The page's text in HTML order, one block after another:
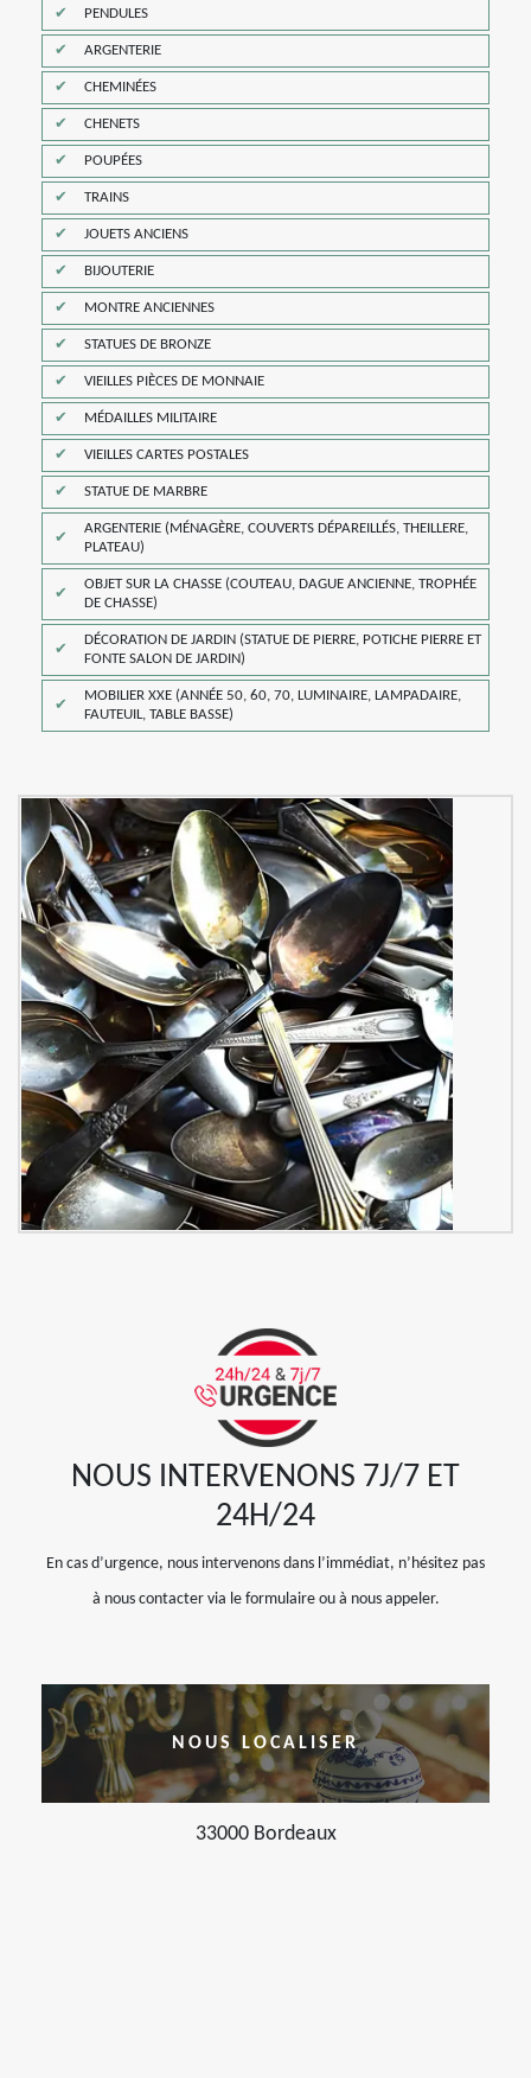
PENDULES
ARGENTERIE
CHEMINÉES
CHENETS
POUPÉES
TRAINS
JOUETS ANCIENS
BIJOUTERIE
MONTRE ANCIENNES
STATUES DE BRONZE
VIEILLES PIÈCES DE MONNAIE
MÉDAILLES MILITAIRE
VIEILLES CARTES POSTALES
STATUE DE MARBRE
ARGENTERIE (MÉNAGÈRE, COUVERTS DÉPAREILLÉS, THEILLERE,
PLATEAU)
OBJET SUR LA CHASSE (COUTEAU, DAGUE ANCIENNE, TROPHÉE
DE CHASSE)
DÉCORATION DE JARDIN (STATUE DE PIERRE, POTICHE PIERRE ET
FONTE SALON DE JARDIN)
MOBILIER XXE (ANNÉE 50, 60, 70, LUMINAIRE, LAMPADAIRE,
FAUTEUIL, TABLE BASSE)
NOUS INTERVENONS 7J/7 ET
24H/24
En cas d’urgence, nous intervenons dans l’immédiat, n’hésitez pas
à nous contacter via le formulaire ou à nous appeler.
NOUS LOCALISER
33000 Bordeaux